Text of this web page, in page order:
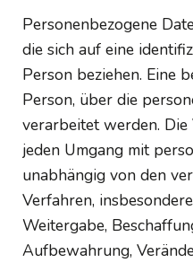
Personenbezogene
die sich auf eine
Person beziehen. Eine
Person, über die
verarbeitet werden.
jeden Umgang mit
unabhängig von den
Verfahren,
Weitergabe,
Aufbewahrung,